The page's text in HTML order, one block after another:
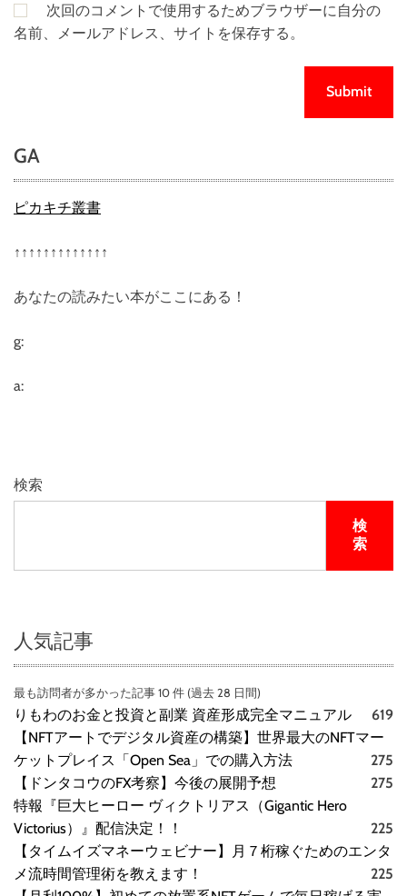
次回のコメントで使用するためブラウザーに自分の
名前、メールアドレス、サイトを保存する。
GA
ピカキチ叢書
↑↑↑↑↑↑↑↑↑↑↑↑↑
あなたの読みたい本がここにある！
g:
a:
検索
検
索
人気記事
最も訪問者が多かった記事 10 件 (過去 28 日間)
りもわのお金と投資と副業 資産形成完全マニュアル
619
【NFTアートでデジタル資産の構築】世界最大のNFTマー
ケットプレイス「Open Sea」での購入方法
275
【ドンタコウのFX考察】今後の展開予想
275
特報『巨大ヒーロー ヴィクトリアス（Gigantic Hero
Victorius）』配信決定！！
225
【タイムイズマネーウェビナー】月７桁稼ぐためのエンタ
メ流時間管理術を教えます！
225